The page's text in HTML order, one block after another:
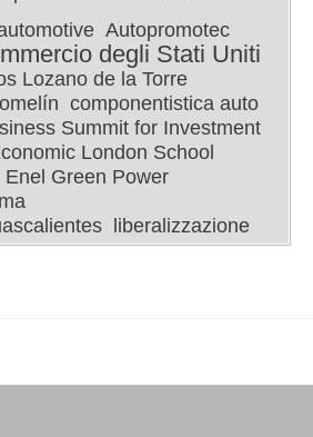
Autopromotec
degli Stati Uniti
Lozano de la Torre
componentistica auto
Summit for Investment
London School
Enel Green Power
liberalizzazione